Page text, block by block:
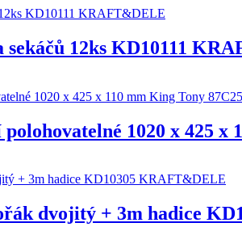
sekáčů 12ks KD10111
1020 x 425 x
dvojitý + 3m hadice